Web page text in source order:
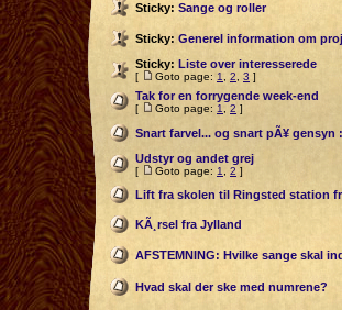
Sticky: Sange og roller
Sticky: Generel information om
Sticky: Liste over interesserede
[ Goto page: 1 2 3 ]
Tak for en forrygende week-end
[ Goto page: 1 2 ]
Snart farvel... og snart pÃ¥ gensyn
Udstyr og andet grej
[ Goto page: 1 2 ]
Lift fra skolen til Ringsted station
KÃ¸rsel fra Jylland
AFSTEMNING: Hvilke sange skal
Hvad skal der ske med numrene?